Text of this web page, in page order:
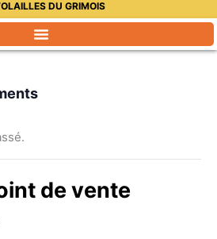
DU GRIMOIS
de vente